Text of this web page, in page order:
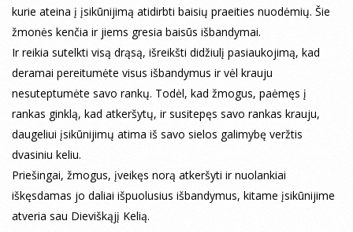
kurie ateina į įsikūnijimą atidirbti baisių praeities nuodėmių. Šie
žmonės kenčia ir jiems gresia baisūs išbandymai.
Ir reikia sutelkti visą drąsą, išreikšti didžiulį pasiaukojimą, kad
deramai pereitumėte visus išbandymus ir vėl krauju
nesuteptumėte savo rankų. Todėl, kad žmogus, paėmęs į
rankas ginklą, kad atkeršytų, ir susitepęs savo rankas krauju,
daugeliui įsikūnijimų atima iš savo sielos galimybę veržtis
dvasiniu keliu.
Priešingai, žmogus, įveikęs norą atkeršyti ir nuolankiai
iškęsdamas jo daliai išpuolusius išbandymus, kitame įsikūnijime
atveria sau Dieviškąjį Kelią.